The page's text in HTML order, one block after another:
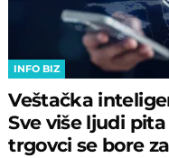
INFO BIZ
Veštačka
Sve više ljudi
trgovci se bore